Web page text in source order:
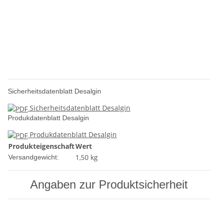
Sicherheitsdatenblatt Desalgin
Sicherheitsdatenblatt Desalgin
Produkdatenblatt Desalgin
Produkdatenblatt Desalgin
ProdukteigenschaftWert
Versandgewicht: 1,50 kg
Angaben zur Produktsicherheit